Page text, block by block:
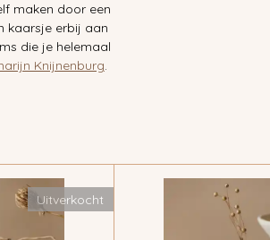
maken door een
kaarsje erbij aan
die je helemaal
Knijnenburg.
Uitverkocht